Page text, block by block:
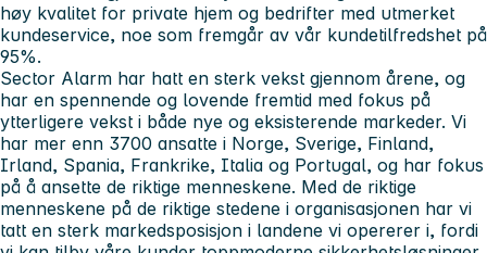
høy kvalitet for private hjem og bedrifter med utmerket
kundeservice, noe som fremgår av vår kundetilfredshet på
95%.
Sector Alarm har hatt en sterk vekst gjennom årene, og
har en spennende og lovende fremtid med fokus på
ytterligere vekst i både nye og eksisterende markeder. Vi
har mer enn 3700 ansatte i Norge, Sverige, Finland,
Irland, Spania, Frankrike, Italia og Portugal, og har fokus
på å ansette de riktige menneskene. Med de riktige
menneskene på de riktige stedene i organisasjonen har vi
tatt en sterk markedsposisjon i landene vi opererer i, fordi